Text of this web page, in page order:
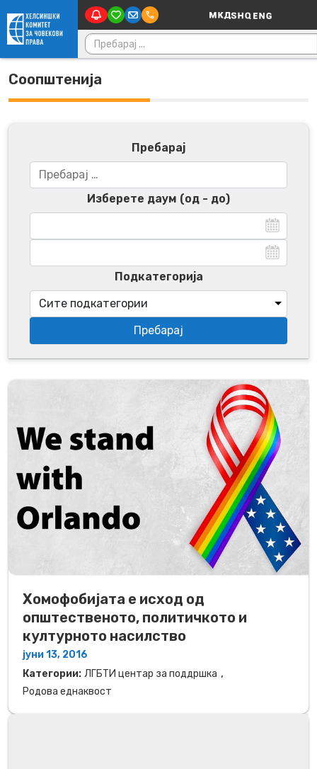
Skip to content Main Navigation
Пребарувај за:
Соопштенија
Пребарај
Изберете даум (од - до)
Подкатегорија
Хомофобијата е исход од
општественото, политичкото и
културното насилство
јуни 13, 2016
Категории: ЛГБТИ центар за поддршка ,
Родова еднаквост